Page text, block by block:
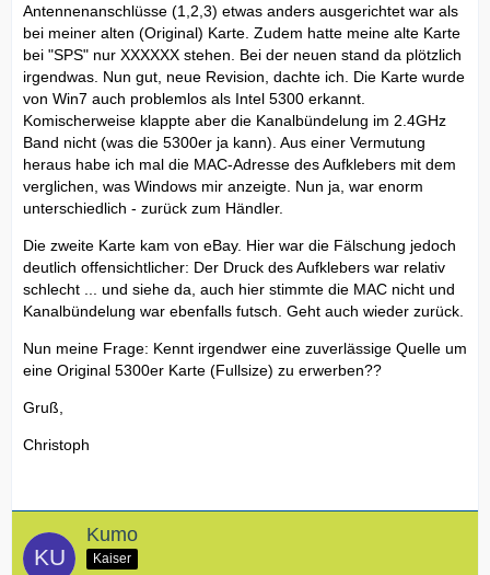
Antennenanschlüsse (1,2,3) etwas anders ausgerichtet war als
bei meiner alten (Original) Karte. Zudem hatte meine alte Karte
bei "SPS" nur XXXXXX stehen. Bei der neuen stand da plötzlich
irgendwas. Nun gut, neue Revision, dachte ich. Die Karte wurde
von Win7 auch problemlos als Intel 5300 erkannt.
Komischerweise klappte aber die Kanalbündelung im 2.4GHz
Band nicht (was die 5300er ja kann). Aus einer Vermutung
heraus habe ich mal die MAC-Adresse des Aufklebers mit dem
verglichen, was Windows mir anzeigte. Nun ja, war enorm
unterschiedlich - zurück zum Händler.
Die zweite Karte kam von eBay. Hier war die Fälschung jedoch
deutlich offensichtlicher: Der Druck des Aufklebers war relativ
schlecht ... und siehe da, auch hier stimmte die MAC nicht und
Kanalbündelung war ebenfalls futsch. Geht auch wieder zurück.
Nun meine Frage: Kennt irgendwer eine zuverlässige Quelle um
eine Original 5300er Karte (Fullsize) zu erwerben??
Gruß,
Christoph
Kumo
Kaiser